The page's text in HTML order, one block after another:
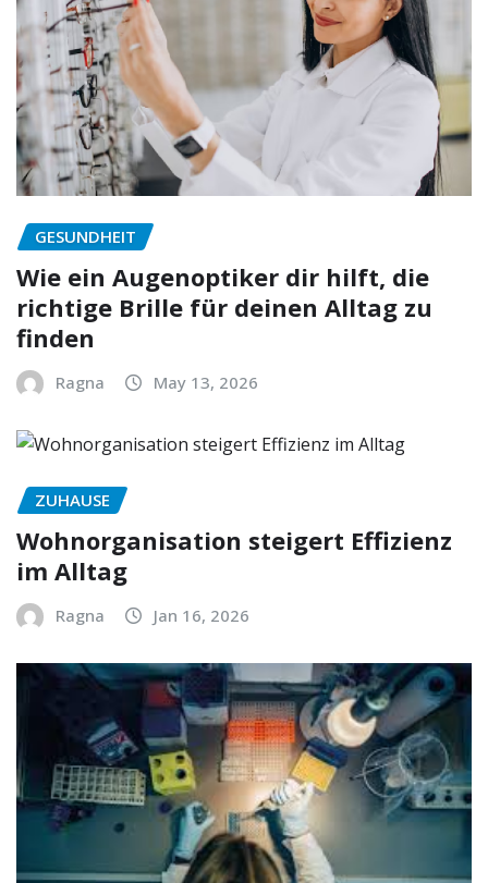
GESUNDHEIT
Wie ein Augenoptiker dir hilft, die
richtige Brille für deinen Alltag zu
finden
Ragna May 13, 2026
ZUHAUSE
Wohnorganisation steigert Effizienz
im Alltag
Ragna Jan 16, 2026